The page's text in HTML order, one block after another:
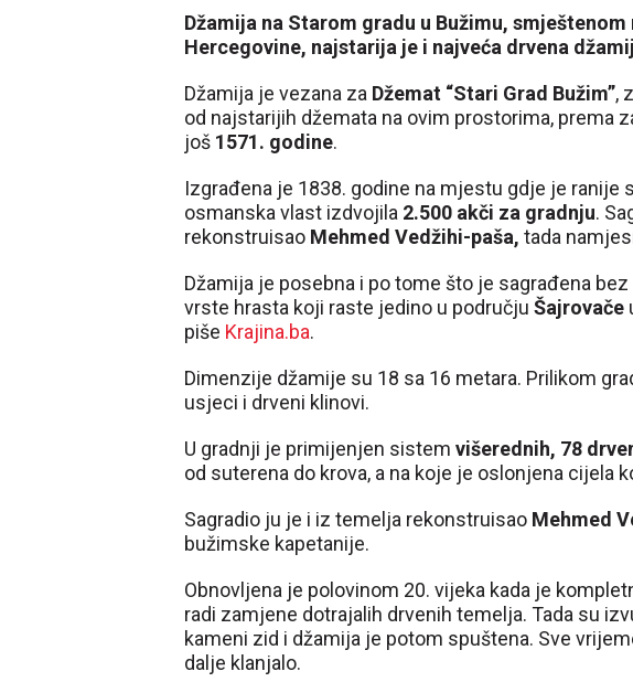
Džamija na Starom gradu u Bužimu,
Hercegovine, najstarija je i najveća drvena
Džamija je vezana za Džemat “Stari Grad Bužim”,
od najstarijih džemata na ovim prostorima, prema
još 1571. godine.
Izgrađena je 1838. godine na mjestu gdje je ranije
osmanska vlast izdvojila 2.500 akči za gradnju.
rekonstruisao Mehmed Vedžihi-paša, tada
Džamija je posebna i po tome što je sagrađena
vrste hrasta koji raste jedino u području Šajrovače
piše Krajina.ba.
Dimenzije džamije su 18 sa 16 metara. Prilikom
usjeci i drveni klinovi.
U gradnji je primijenjen sistem višerednih, 78
od suterena do krova, a na koje je oslonjena cijela
Sagradio ju je i iz temelja rekonstruisao Mehmed
bužimske kapetanije.
Obnovljena je polovinom 20. vijeka kada je
radi zamjene dotrajalih drvenih temelja. Tada su
kameni zid i džamija je potom spuštena. Sve
dalje klanjalo.